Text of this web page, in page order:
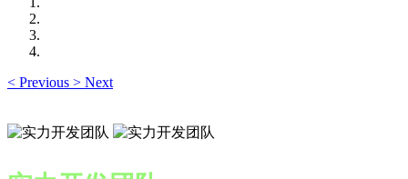
< Previous > Next